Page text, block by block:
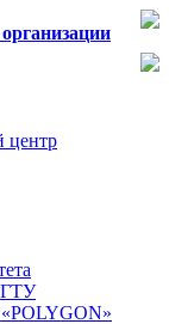
центр
«POLYGON»